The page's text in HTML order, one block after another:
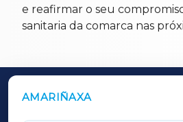
e reafirmar o seu
sanitaria da comarca nas
AMARIÑAXA
OUTROS PERIÓDICOS